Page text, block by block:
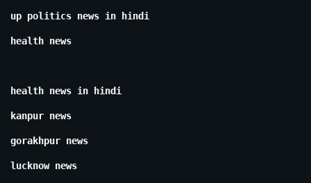
up politics news in hindi
health news
health news in hindi
kanpur news
gorakhpur news
lucknow news